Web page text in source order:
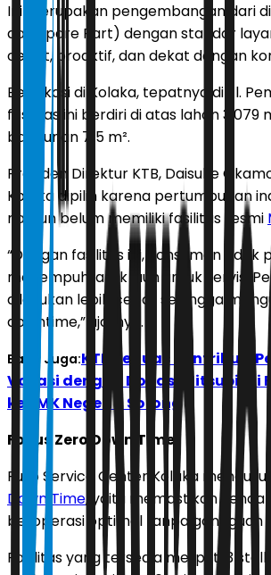
Ini merupakan pengembangan dari
dan Spare Part) dengan standar
cepat, proaktif, dan dekat dengan
Berlokasi di Kolaka, tepatnya di Jl.
fasilitas ini berdiri di atas lahan 3.079
bangunan 715 m².
Presiden Direktur KTB, Daisuke
Kolaka dipilih karena pertumbuhan
namun belum memiliki fasilitas resmi
“Dengan fasilitas ini, konsumen tidak
menempuh jarak jauh untuk servis.
dilakukan lebih cepat sehingga
downtime,” ujarnya.
Baca Juga:KTB Perluas Kontribusi
Vokasi dengan Donasi Mitsubishi
ke SMK Negeri 3 Sorong
Fokus Zero Down Time
Fuso Service Center Kolaka
Down Time, yaitu memastikan
beroperasi optimal tanpa gangguan
Fasilitas yang tersedia meliputi 3 stall